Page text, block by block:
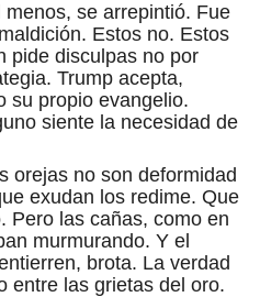
se arrepintió. Fue
Estos no. Estos
pide disculpas no por
Trump acepta,
su propio evangelio.
siente la necesidad de
orejas no son deformidad
exudan los redime. Que
Pero las cañas, como en
murmurando. Y el
brota. La verdad
entre las grietas del oro.